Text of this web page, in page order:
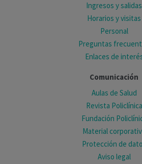
Ingresos y salidas
Horarios y visitas
Personal
Preguntas
Enlaces de
Comunicación
Aulas de Salud
Revista Policlínica
Fundación
Material
Protección de
Aviso legal